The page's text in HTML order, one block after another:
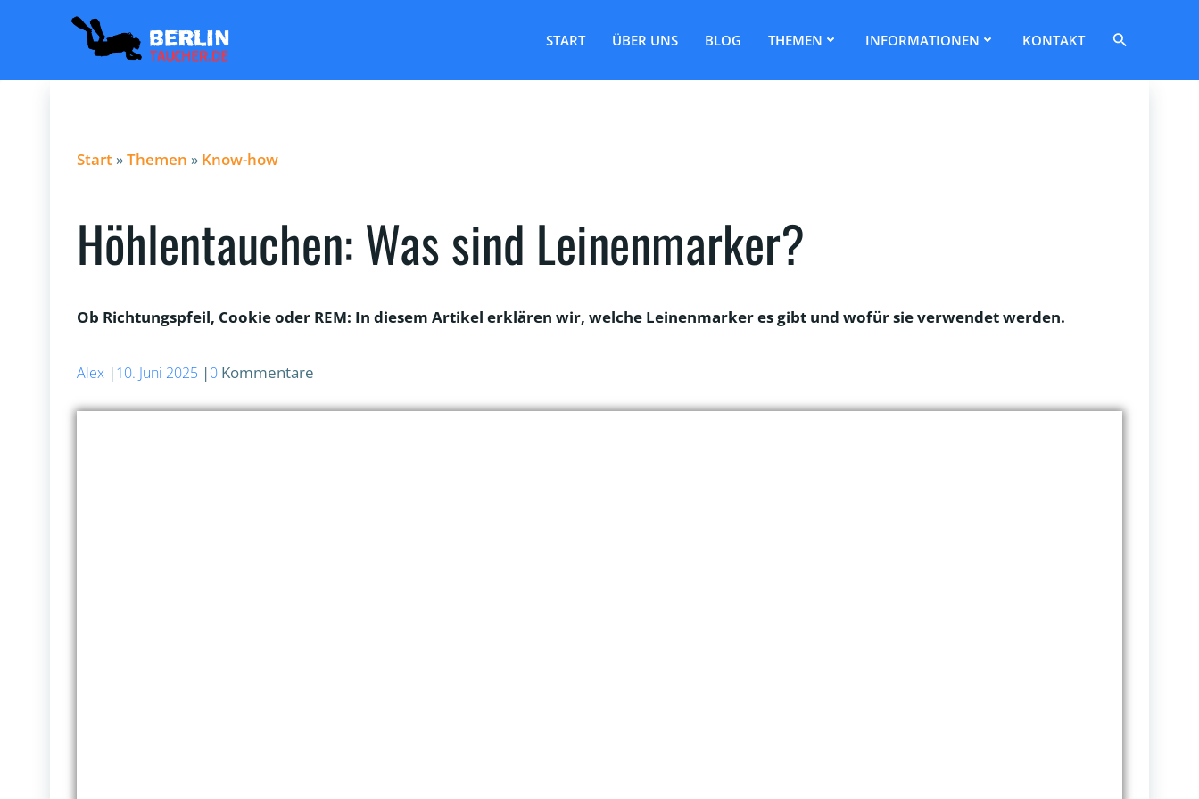
START ÜBER UNS BLOG THEMEN INFORMATIONEN KONTAKT
Search Button
Start »Themen » Know-how
Höhlentauchen: Was sind Leinenmarker?
Ob Richtungspfeil, Cookie oder REM: In diesem Artikel erklären wir, welche Leinenmarker es gibt und wofür sie verwendet werden.
Alex |10. Juni 2025 |0 Kommentare